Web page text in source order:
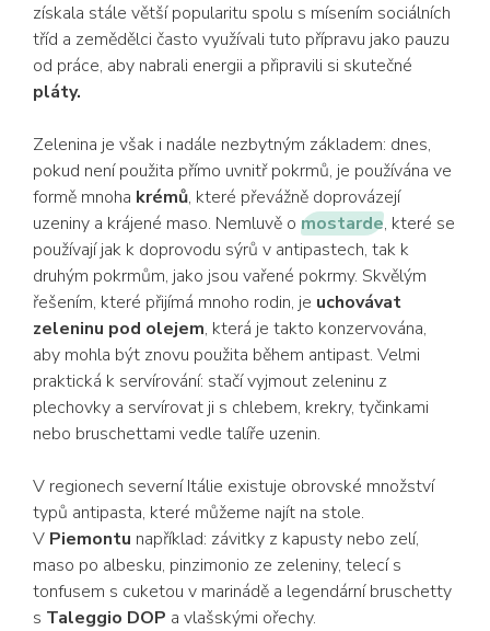
získala stále větší popularitu spolu s mísením sociálních
tříd a zemědělci často využívali tuto přípravu jako pauzu
od práce, aby nabrali energii a připravili si skutečné
pláty.
Zelenina je však i nadále nezbytným základem: dnes,
pokud není použita přímo uvnitř pokrmů, je používána ve
formě mnoha krémů, které převážně doprovázejí
uzeniny a krájené maso. Nemluvě o mostarde, které se
používají jak k doprovodu sýrů v antipastech, tak k
druhým pokrmům, jako jsou vařené pokrmy. Skvělým
řešením, které přijímá mnoho rodin, je uchovávat
zeleninu pod olejem, která je takto konzervována,
aby mohla být znovu použita během antipast. Velmi
praktická k servírování: stačí vyjmout zeleninu z
plechovky a servírovat ji s chlebem, krekry, tyčinkami
nebo bruschettami vedle talíře uzenin.
V regionech severní Itálie existuje obrovské množství
typů antipasta, které můžeme najít na stole.
V Piemontu například: závitky z kapusty nebo zelí,
maso po albesku, pinzimonio ze zeleniny, telecí s
tonfusem s cuketou v marinádě a legendární bruschetty
s Taleggio DOP a vlašskými ořechy.